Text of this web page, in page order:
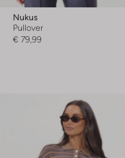
Nukus
Pullover
€ 79,99